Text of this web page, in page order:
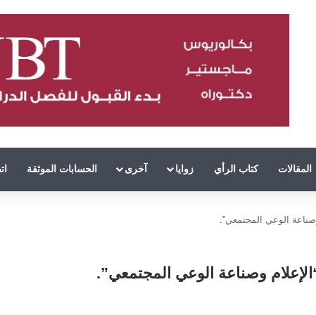
المقالات كتاب الرأي زوايا آخرى الحسابات الموثقة
الوعي المجتمعي”.
وصناعة الوعي المجتمعي”.